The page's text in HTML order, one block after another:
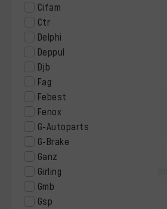
Cifam
Ctr
Delphi
Deppul
Djb
Fag
Febest
Fenox
G-Autoparts
G-Brake
Ganz
Girling
Gmb
Gsp